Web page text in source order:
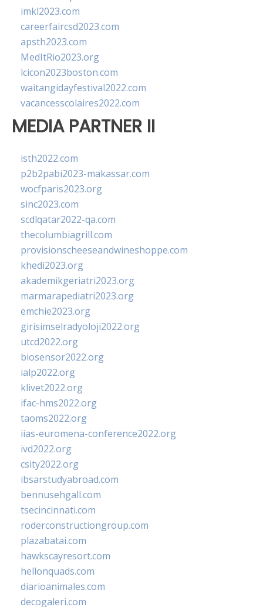
imkl2023.com
careerfaircsd2023.com
apsth2023.com
MedItRio2023.org
lcicon2023boston.com
waitangidayfestival2022.com
vacancesscolaires2022.com
MEDIA PARTNER II
isth2022.com
p2b2pabi2023-makassar.com
wocfparis2023.org
sinc2023.com
scdlqatar2022-qa.com
thecolumbiagrill.com
provisionscheeseandwineshoppe.com
khedi2023.org
akademikgeriatri2023.org
marmarapediatri2023.org
emchie2023.org
girisimselradyoloji2022.org
utcd2022.org
biosensor2022.org
ialp2022.org
klivet2022.org
ifac-hms2022.org
taoms2022.org
iias-euromena-conference2022.org
ivd2022.org
csity2022.org
ibsarstudyabroad.com
bennusehgall.com
tsecincinnati.com
roderconstructiongroup.com
plazabatai.com
hawkscayresort.com
hellonquads.com
diarioanimales.com
decogaleri.com